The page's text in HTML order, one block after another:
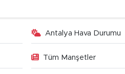
Antalya Hava Durumu
Tüm Manşetler